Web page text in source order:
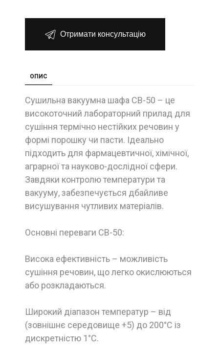
Отримати консультацію
ОПИС
Сушильна вакуумна шафа СВ-50 – це
високоточний лабораторний прилад для
сушіння термічно нестійких речовин у
формі порошку чи пасти. Ідеально
підходить для фармацевтичної, хімічної,
аграрної та науково-дослідної сфери.
Завдяки контролю температури та
вакууму, забезпечується дбайливе
висушування чутливих матеріалів.
Основні переваги СВ-50:
Висока ефективність – можливість
сушіння речовин, що легко окислюються
або розкладаються.
Широкий діапазон температур – від
(зовнішнє середовище +5) до 200°C із
дискретністю 1°C.